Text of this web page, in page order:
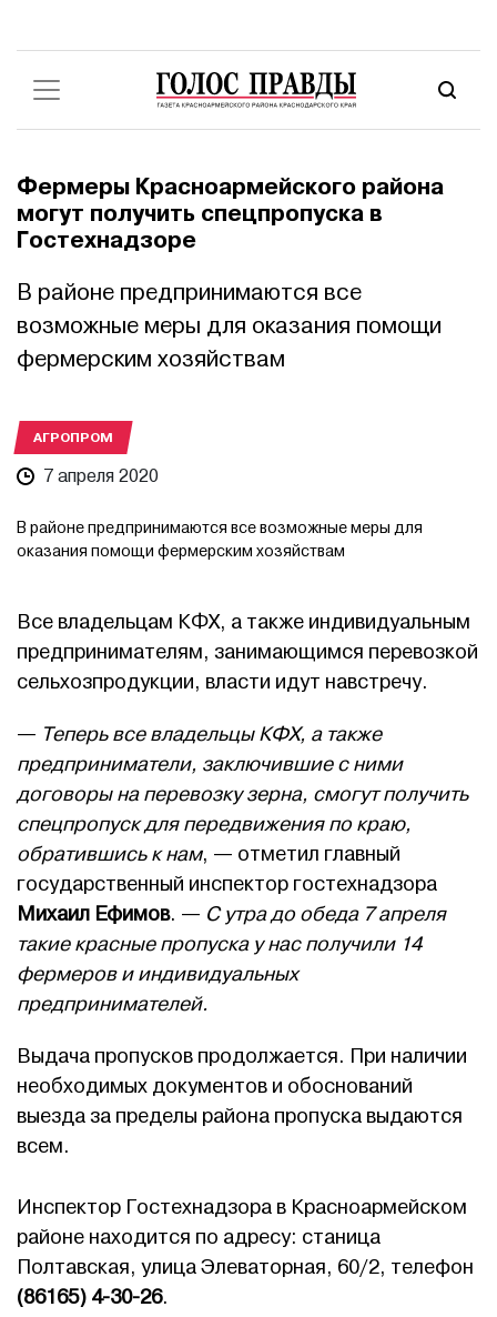
Фермеры Красноармейского района
могут получить спецпропуска в
Гостехнадзоре
В районе предпринимаются все
возможные меры для оказания помощи
фермерским хозяйствам
АГРОПРОМ
7 апреля 2020
В районе предпринимаются все возможные меры для
оказания помощи фермерским хозяйствам
Все владельцам КФХ, а также индивидуальным
предпринимателям, занимающимся перевозкой
сельхозпродукции, власти идут навстречу.
— Теперь все владельцы КФХ, а также
предприниматели, заключившие с ними
договоры на перевозку зерна, смогут получить
спецпропуск для передвижения по краю,
обратившись к нам, — отметил главный
государственный инспектор гостехнадзора
Михаил Ефимов. — С утра до обеда 7 апреля
такие красные пропуска у нас получили 14
фермеров и индивидуальных
предпринимателей.
Выдача пропусков продолжается. При наличии
необходимых документов и обоснований
выезда за пределы района пропуска выдаются
всем.
Инспектор Гостехнадзора в Красноармейском
районе находится по адресу: станица
Полтавская, улица Элеваторная, 60/2, телефон
(86165) 4-30-26.